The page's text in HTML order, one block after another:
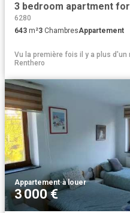
6280
643 m²3 ChambresAppartement
Vu la première fois il y a plus d'un
Renthero
Appartement·à louer
3 000 €